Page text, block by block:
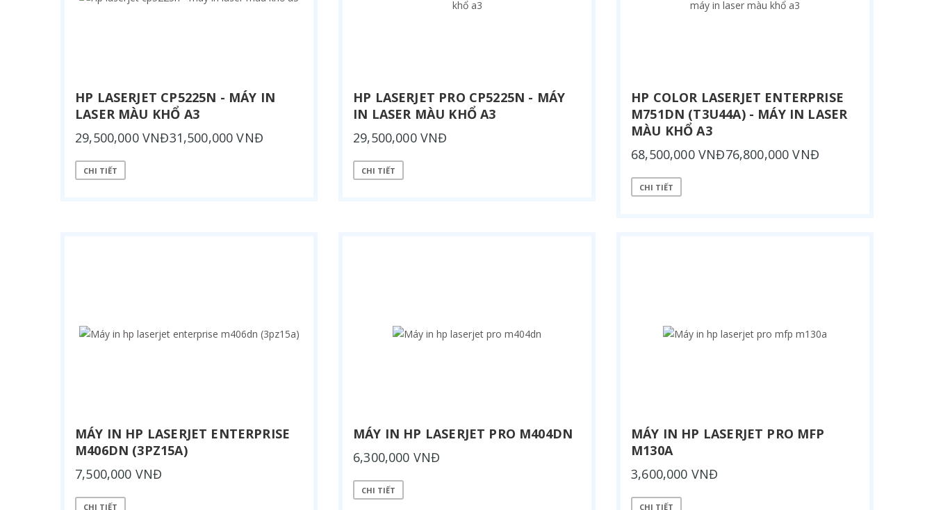
HP LASERJET CP5225N - MÁY IN
LASER MÀU KHỔ A3
29,500,000 VNĐ31,500,000 VNĐ
CHI TIẾT
HP LASERJET PRO CP5225N - MÁY
IN LASER MÀU KHỔ A3
29,500,000 VNĐ
CHI TIẾT
HP COLOR LASERJET ENTERPRISE
M751DN (T3U44A) - MÁY IN LASER
MÀU KHỔ A3
68,500,000 VNĐ76,800,000 VNĐ
CHI TIẾT
MÁY IN HP LASERJET ENTERPRISE
M406DN (3PZ15A)
7,500,000 VNĐ
CHI TIẾT
MÁY IN HP LASERJET PRO M404DN
6,300,000 VNĐ
CHI TIẾT
MÁY IN HP LASERJET PRO MFP
M130A
3,600,000 VNĐ
CHI TIẾT